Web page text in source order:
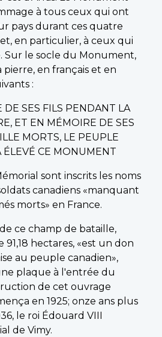
à tous ceux qui ont
pays durant ces quatre
en particulier, à ceux qui
Sur le socle du Monument,
pierre, en français et en
:
DE SES FILS PENDANT LA
ET EN MÉMOIRE DE SES
MORTS, LE PEUPLE
ÉLEVÉ CE MONUMENT
sont inscrits les noms
canadiens «manquant
morts» en France.
ce champ de bataille,
hectares, «est un don
au peuple canadien»,
plaque à l'entrée du
de cet ouvrage
en 1925; onze ans plus
le roi Édouard VIII
de Vimy.